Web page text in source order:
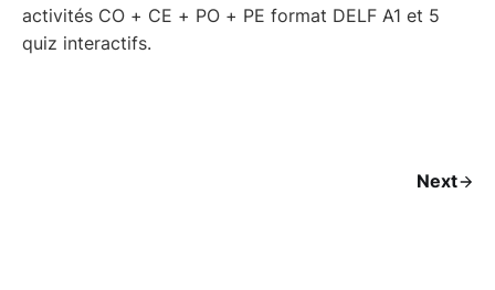
activités CO + CE + PO + PE format DELF A1 et 5
quiz interactifs.
Next